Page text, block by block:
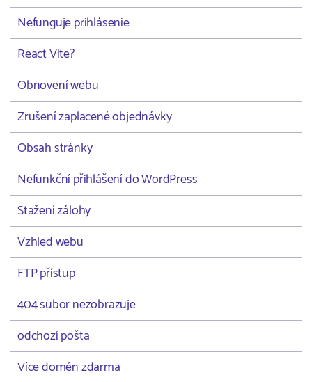
Nefunguje prihlásenie
React Vite?
Obnovení webu
Zrušení zaplacené objednávky
Obsah stránky
Nefunkční přihlášení do WordPress
Stažení zálohy
Vzhled webu
FTP přístup
404 subor nezobrazuje
odchozí pošta
Více domén zdarma